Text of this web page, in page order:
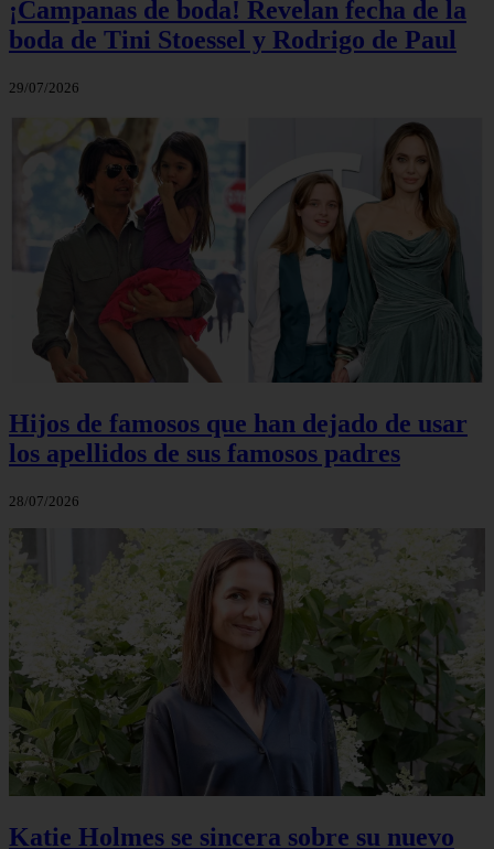
¡Campanas de boda! Revelan fecha de la
boda de Tini Stoessel y Rodrigo de Paul
29/07/2026
Hijos de famosos que han dejado de usar
los apellidos de sus famosos padres
28/07/2026
Katie Holmes se sincera sobre su nuevo